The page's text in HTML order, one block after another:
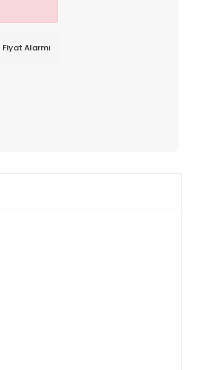
Fiyat Alarmı